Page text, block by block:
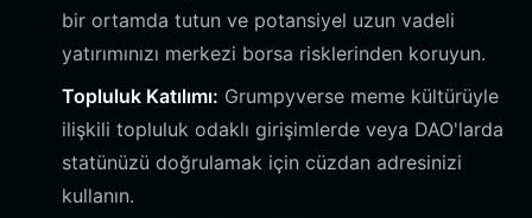
bir ortamda tutun ve potansiyel uzun vadeli
yatırımınızı merkezi borsa risklerinden koruyun.
Topluluk Katılımı: Grumpyverse meme kültürüyle
ilişkili topluluk odaklı girişimlerde veya DAO'larda
statünüzü doğrulamak için cüzdan adresinizi
kullanın.